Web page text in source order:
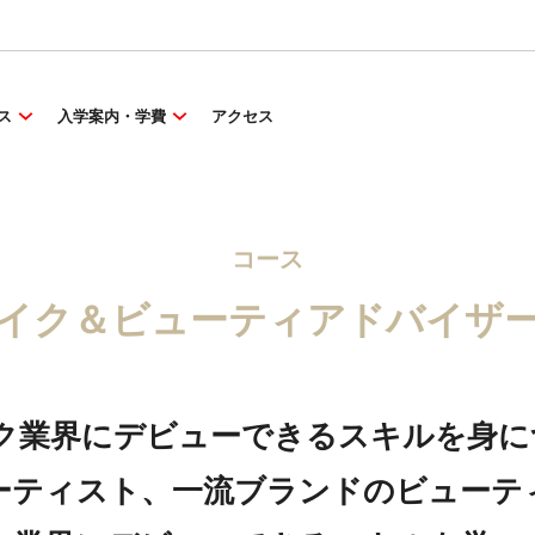
入学案内・学費 アクセス
コース
ク＆ビューティアドバイザ
業界にデビューできるスキルを身
ィスト、一流ブランドのビュー